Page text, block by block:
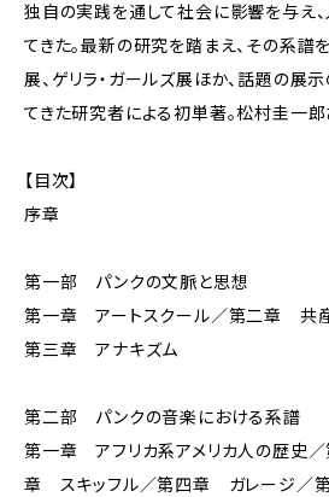
独自の実践を通して社会に影響を与え
てきた。最新の研究を踏まえ、その系譜
展、ゲリラ・ガールズ展ほか、話題の展
てきた研究者による初単著。松村圭一郎
【目次】
序章
第一部 パンクの文脈と思想
第一章 アートスクール／第二章 共産
第三章 アナキズム
第二部 パンクの音楽における系譜
第一章 アフリカ系アメリカ人の歴史
章 スキッフル／第四章 ガレージ／